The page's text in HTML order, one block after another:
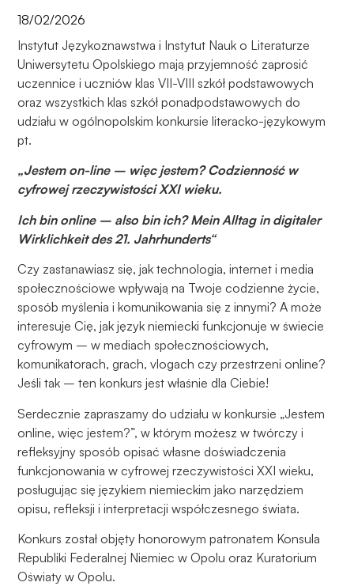
18/02/2026
Instytut Językoznawstwa i Instytut Nauk o Literaturze
Uniwersytetu Opolskiego mają przyjemność zaprosić
uczennice i uczniów klas VII-VIII szkół podstawowych
oraz wszystkich klas szkół ponadpodstawowych do
udziału w ogólnopolskim konkursie literacko-językowym
pt.
„Jestem on-line – więc jestem? Codzienność w
cyfrowej rzeczywistości XXI wieku.
Ich bin online – also bin ich? Mein Alltag in digitaler
Wirklichkeit des 21. Jahrhunderts“
Czy zastanawiasz się, jak technologia, internet i media
społecznościowe wpływają na Twoje codzienne życie,
sposób myślenia i komunikowania się z innymi? A może
interesuje Cię, jak język niemiecki funkcjonuje w świecie
cyfrowym – w mediach społecznościowych,
komunikatorach, grach, vlogach czy przestrzeni online?
Jeśli tak – ten konkurs jest właśnie dla Ciebie!
Serdecznie zapraszamy do udziału w konkursie „Jestem
online, więc jestem?”, w którym możesz w twórczy i
refleksyjny sposób opisać własne doświadczenia
funkcjonowania w cyfrowej rzeczywistości XXI wieku,
posługując się językiem niemieckim jako narzędziem
opisu, refleksji i interpretacji współczesnego świata.
Konkurs został objęty honorowym patronatem Konsula
Republiki Federalnej Niemiec w Opolu oraz Kuratorium
Oświaty w Opolu.
Statystyka
Abyśmy mogli
poprawić
funkcjonalność
strony
internetowej,
na podstawie
tego, jak
strona jest
używana.
Aby nasza
strona
internetowa
działała jak
najlepiej
podczas
twojego
Jeśli odrzucisz
te pliki cookie,
niektóre funkcje
znikną ze strony
internetowej.
Marketing
Udostępniając
swoje